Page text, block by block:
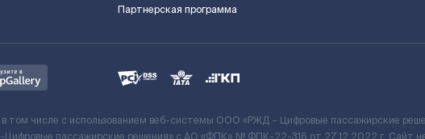
Партнерская программа
том числе с использованием веб-системы ООО «РЖД – Цифровые пассажирские